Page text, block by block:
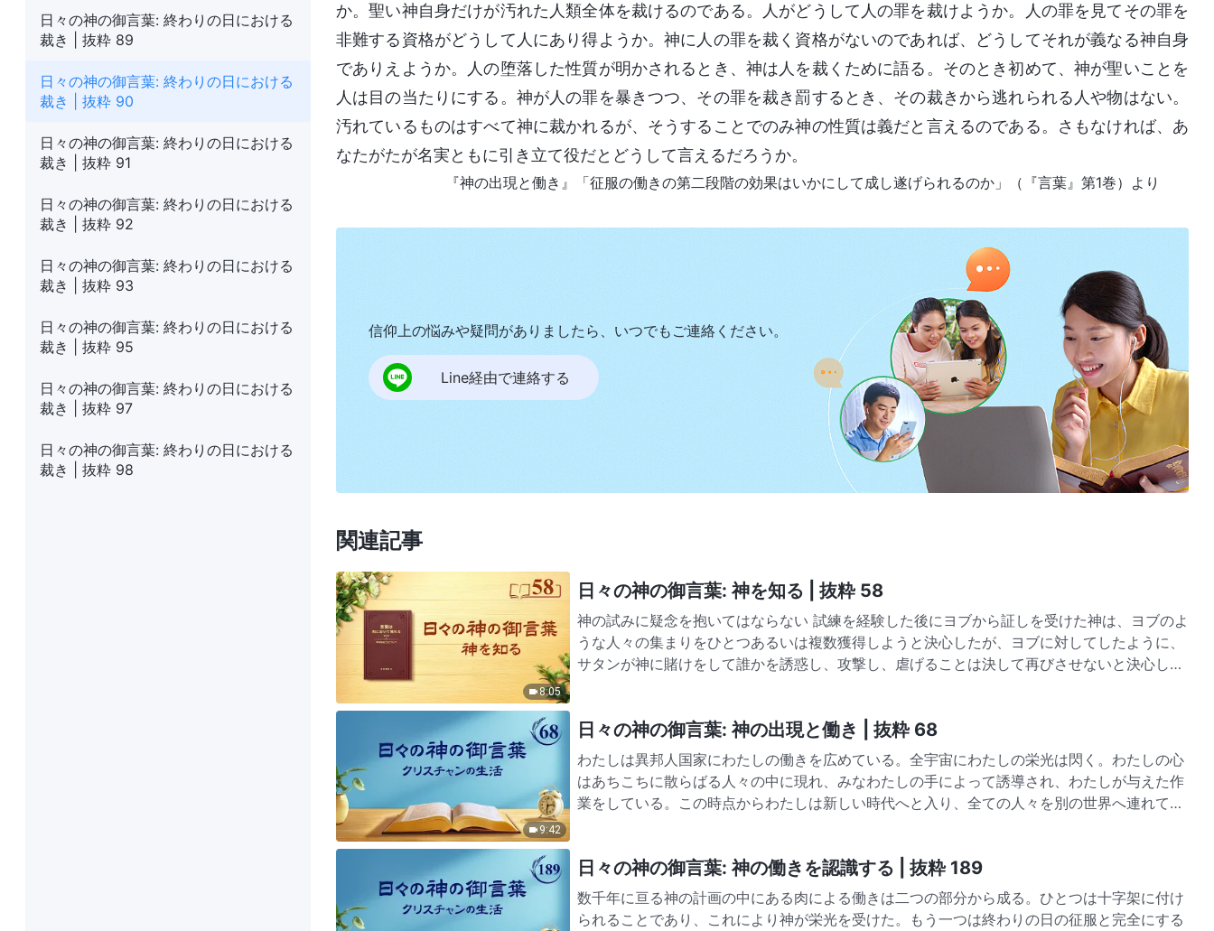
日々の神の御言葉: 終わりの日における
裁き | 抜粋 89
日々の神の御言葉: 終わりの日における
裁き | 抜粋 90
日々の神の御言葉: 終わりの日における
裁き | 抜粋 91
日々の神の御言葉: 終わりの日における
裁き | 抜粋 92
日々の神の御言葉: 終わりの日における
裁き | 抜粋 93
日々の神の御言葉: 終わりの日における
裁き | 抜粋 95
日々の神の御言葉: 終わりの日における
裁き | 抜粋 97
日々の神の御言葉: 終わりの日における
裁き | 抜粋 98
か。聖い神自身だけが汚れた人類全体を裁けるのである。人がどうして人の罪を裁けようか。人の罪を見てその罪を
非難する資格がどうして人にあり得ようか。神に人の罪を裁く資格がないのであれば、どうしてそれが義なる神自身
でありえようか。人の堕落した性質が明かされるとき、神は人を裁くために語る。そのとき初めて、神が聖いことを
人は目の当たりにする。神が人の罪を暴きつつ、その罪を裁き罰するとき、その裁きから逃れられる人や物はない。
汚れているものはすべて神に裁かれるが、そうすることでのみ神の性質は義だと言えるのである。さもなければ、あ
なたがたが名実ともに引き立て役だとどうして言えるだろうか。
『神の出現と働き』「征服の働きの第二段階の効果はいかにして成し遂げられるのか」（『言葉』第1巻）より
信仰上の悩みや疑問がありましたら、いつでもご連絡ください。
Line経由で連絡する
関連記事
8:05
日々の神の御言葉: 神を知る | 抜粋 58
神の試みに疑念を抱いてはならない 試練を経験した後にヨブから証しを受けた神は、ヨブのよ
うな人々の集まりをひとつあるいは複数獲得しようと決心したが、ヨブに対してしたように、
サタンが神に賭けをして誰かを誘惑し、攻撃し、虐げることは決して再びさせないと決心して
9:42
日々の神の御言葉: 神の出現と働き | 抜粋 68
わたしは異邦人国家にわたしの働きを広めている。全宇宙にわたしの栄光は閃く。わたしの心
はあちこちに散らばる人々の中に現れ、みなわたしの手によって誘導され、わたしが与えた作
業をしている。この時点からわたしは新しい時代へと入り、全ての人々を別の世界へ連れて行
日々の神の御言葉: 神の働きを認識する | 抜粋 189
数千年に亘る神の計画の中にある肉による働きは二つの部分から成る。ひとつは十字架に付け
られることであり、これにより神が栄光を受けた。もう一つは終わりの日の征服と完全にする